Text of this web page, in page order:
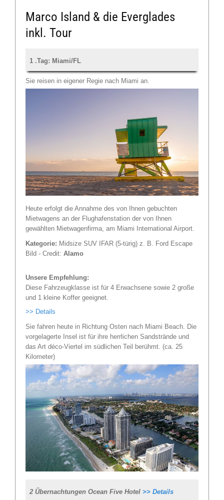
Marco Island & die Everglades
inkl. Tour
1 .Tag: Miami/FL
Sie reisen in eigener Regie nach Miami an.
Heute erfolgt die Annahme des von Ihnen gebuchten
Mietwagens an der Flughafenstation der von Ihnen
gewählten Mietwagenfirma, am Miami International Airport.
Kategorie: Midsize SUV IFAR (5-türig) z. B. Ford Escape
Bild - Credit: Alamo
Unsere Empfehlung:
Diese Fahrzeugklasse ist für 4 Erwachsene sowie 2 große
und 1 kleine Koffer geeignet.
>> Details
Sie fahren heute in Richtung Osten nach Miami Beach. Die
vorgelagerte Insel ist für ihre herrlichen Sandstrände und
das Art déco-Viertel im südlichen Teil berühmt. (ca. 25
Kilometer)
2 Übernachtungen Ocean Five Hotel >> Details